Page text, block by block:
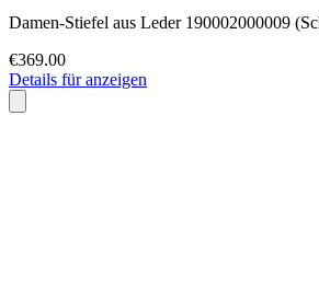
Damen-Stiefel aus Leder 190002000009
€369.00
Details für anzeigen